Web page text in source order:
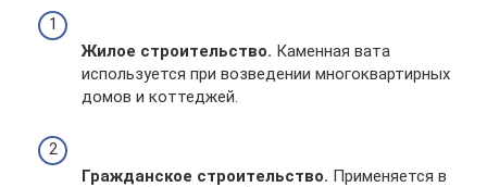
Жилое строительство. Каменная вата
используется при возведении многоквартирных
домов и коттеджей.
Гражданское строительство. Применяется в